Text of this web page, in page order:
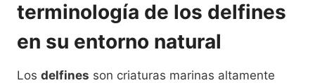
terminología de los delfines
en su entorno natural
Los delfines son criaturas marinas altamente